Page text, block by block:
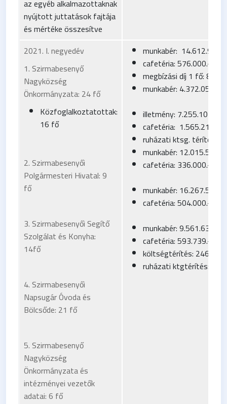
az egyéb alkalmazottaknak
nyújtott juttatások fajtája
és mértéke összesítve
2021. I. negyedév
1. Szirmabesenyő
Nagyközség
Önkormányzata: 24 fő
Közfoglalkoztatottak:
16 fő
2. Szirmabesenyői
Polgármesteri Hivatal: 9
fő
3. Szirmabesenyői Segítő
Szolgálat és Konyha:
14fő
4. Szirmabesenyői
Napsugár Óvoda és
Bölcsőde: 21 fő
5. Szirmabesenyő
Nagyközség
Önkormányzata és
intézményei vezetők
adatai: 6 fő
munkabér:
cafetéria: 576.000.-Ft
megbízási díj 1 fő:
munkabér: 4.372.050.-Ft
illetmény: 7.255.103.-Ft
cafetéria: 1.565.217.-Ft
ruházati ktsg. térítés:
munkabér:
cafetéria: 336.000.-Ft
munkabér:
cafetéria: 504.000.-Ft
munkabér: 9.561.633.-Ft
cafetéria: 593.739.-Ft
költségtérítés:
ruházati ktgtérítés: